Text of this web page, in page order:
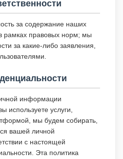
за содержание наших
рамках правовых норм; мы
за какие-либо заявления,
информации
используете услуги,
мы будем собирать,
вашей личной
с настоящей
Эта политика